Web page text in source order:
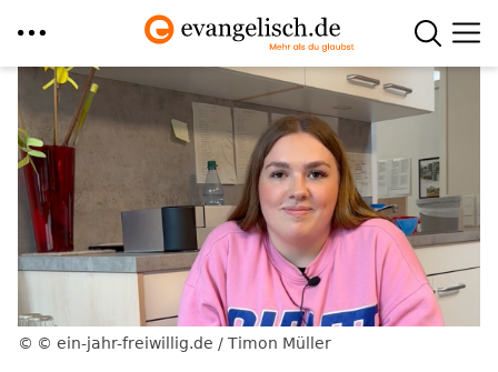
Direkt
zum
Inhalt
© ein-jahr-freiwillig.de / Timon Müller